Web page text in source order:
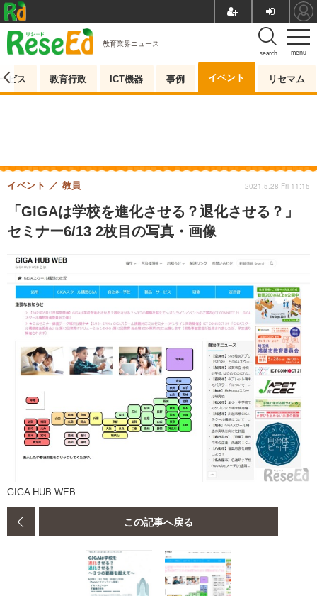
menu
search
教育業界ニュース
ビス 教育行政 ICT機器 事例 イベント リセマム
「GIGAは学校を進化させる？退化させる？」
セミナー6/13 2枚目の写真・画像
イベント 教員 2021.5.28 Fri 11:15
GIGA HUB WEB
この記事へ戻る